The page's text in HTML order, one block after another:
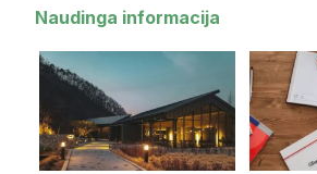
Naudinga informacija